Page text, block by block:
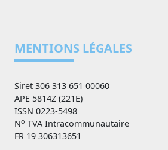
MENTIONS LÉGALES
Siret 306 313 651 00060
APE 5814Z (221E)
ISSN 0223-5498
No TVA Intracommunautaire
FR 19 306313651